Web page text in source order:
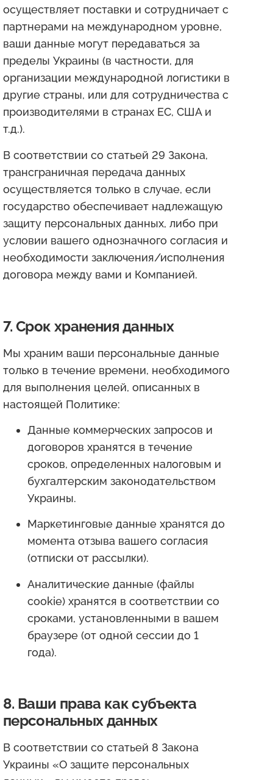
осуществляет поставки и сотрудничает с
партнерами на международном уровне,
ваши данные могут передаваться за
пределы Украины (в частности, для
организации международной логистики в
другие страны, или для сотрудничества с
производителями в странах ЕС, США и
т.д.).
В соответствии со статьей 29 Закона,
трансграничная передача данных
осуществляется только в случае, если
государство обеспечивает надлежащую
защиту персональных данных, либо при
условии вашего однозначного согласия и
необходимости заключения/исполнения
договора между вами и Компанией.
7. Срок хранения данных
Мы храним ваши персональные данные
только в течение времени, необходимого
для выполнения целей, описанных в
настоящей Политике:
Данные коммерческих запросов и
договоров хранятся в течение
сроков, определенных налоговым и
бухгалтерским законодательством
Украины.
Маркетинговые данные хранятся до
момента отзыва вашего согласия
(отписки от рассылки).
Аналитические данные (файлы
cookie) хранятся в соответствии со
сроками, установленными в вашем
браузере (от одной сессии до 1
года).
8. Ваши права как субъекта
персональных данных
В соответствии со статьей 8 Закона
Украины «О защите персональных